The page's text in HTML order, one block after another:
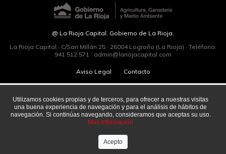
@ La Rioja Capital. Gobierno de La Rioja.
La Rioja Capital · C/San Millán 25 · 26004 Logroño (La Rioja) · Teléfono:
941 512 571 · admin@lariojacapital.com
Aviso Legal Contacto
Utilizamos cookies propias y de terceros, para ofrecer a nuestras visitas
una buena experiencia de navegación y para el análisis de hábitos de
navegación. Si continúas navegando, consideramos que aceptas su uso.
Más información
Acepto